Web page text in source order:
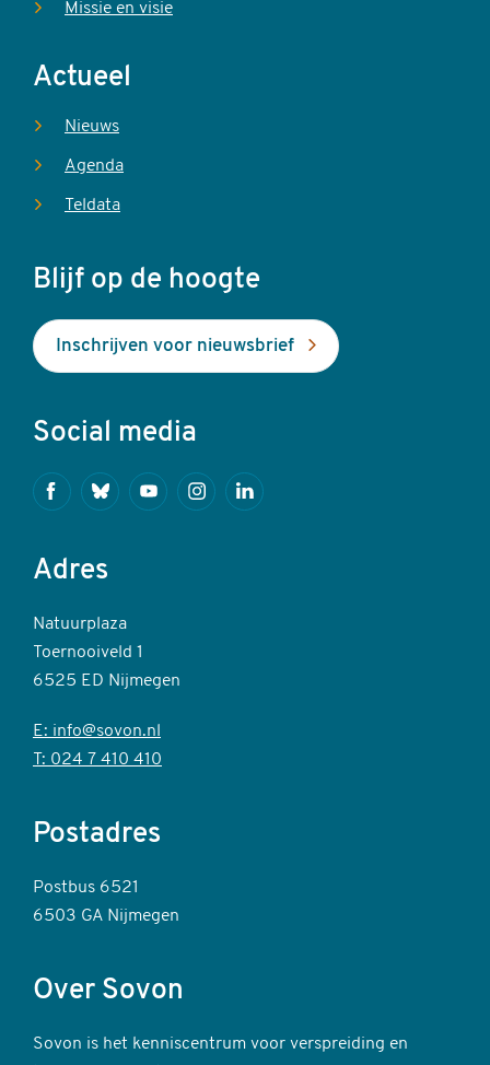
Missie en visie
Actueel
Nieuws
Agenda
Teldata
Blijf op de hoogte
Inschrijven voor nieuwsbrief
Social media
FacebookBlueskyYoutubeInstagramLinkedin
Adres
Natuurplaza
Toernooiveld 1
6525 ED Nijmegen
E: info@sovon.nl
T: 024 7 410 410
Postadres
Postbus 6521
6503 GA Nijmegen
Over Sovon
Sovon is het kenniscentrum voor verspreiding en